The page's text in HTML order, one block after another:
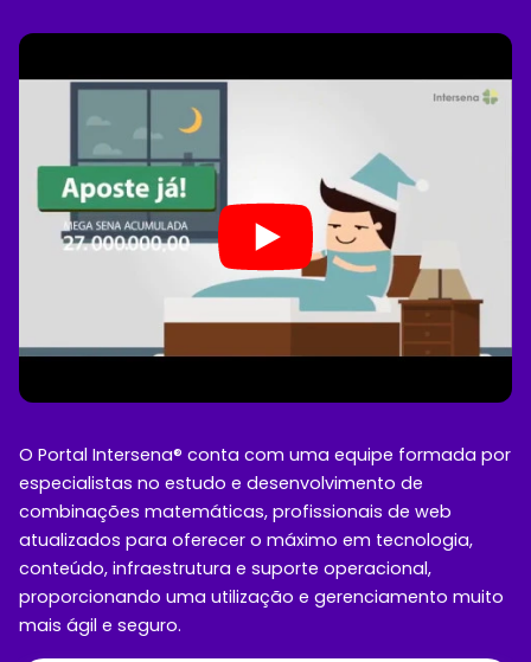
O Portal Intersena® conta com uma equipe formada por
especialistas no estudo e desenvolvimento de
combinações matemáticas, profissionais de web
atualizados para oferecer o máximo em tecnologia,
conteúdo, infraestrutura e suporte operacional,
proporcionando uma utilização e gerenciamento muito
mais ágil e seguro.